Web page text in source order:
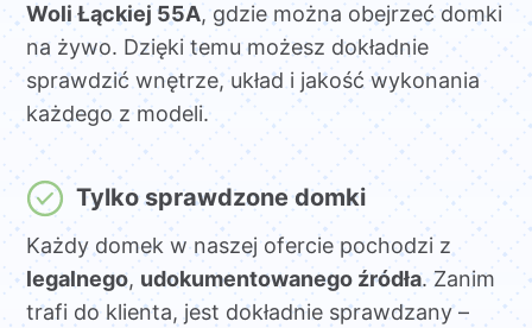
Woli Łąckiej 55A, gdzie można obejrzeć domki
na żywo. Dzięki temu możesz dokładnie
sprawdzić wnętrze, układ i jakość wykonania
każdego z modeli.
Tylko sprawdzone domki
Każdy domek w naszej ofercie pochodzi z
legalnego, udokumentowanego źródła. Zanim
trafi do klienta, jest dokładnie sprawdzany –